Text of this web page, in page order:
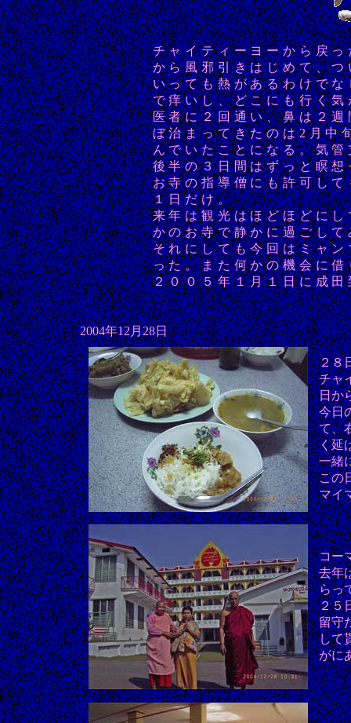
チャイティーヨーから戻
から風邪引きはじめて、
いっても熱があるわけで
で痒いし、どこにも行く
医者に２回通い、鼻は２
ぼ治まってきたのは2月中
んでいたことになる。気
後半の３日間はずっと瞑
お寺の指導僧にも許可し
１日だけ。
来年は観光はほどほどに
かのお寺で静かに過ごし
それにしても今回はミャ
った。また何かの機会に
２００５年１月１日に成
2004年12月28日
２８
チャ
日か
今日
て、
く延
一緒
この
マイ
コー
去年
らっ
２５
留守
して
がに